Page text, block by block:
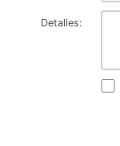
Detalles: